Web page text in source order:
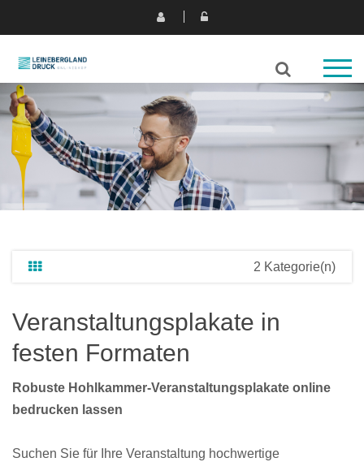
2 Kategorie(n)
Veranstaltungsplakate in
festen Formaten
Robuste Hohlkammer-Veranstaltungsplakate online
bedrucken lassen
Suchen Sie für Ihre Veranstaltung hochwertige